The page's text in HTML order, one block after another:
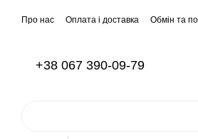
Про нас Оплата і доставка Обмін та
+38 067 390-09-79